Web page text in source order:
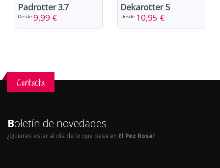
Padrotter 3.7
Desde 9,99 €
Dekarotter 5
Desde 10,95 €
Contacta
Boletín de novedades
¿Quieres estar al día de lo que pasa en El Pez Rosa?